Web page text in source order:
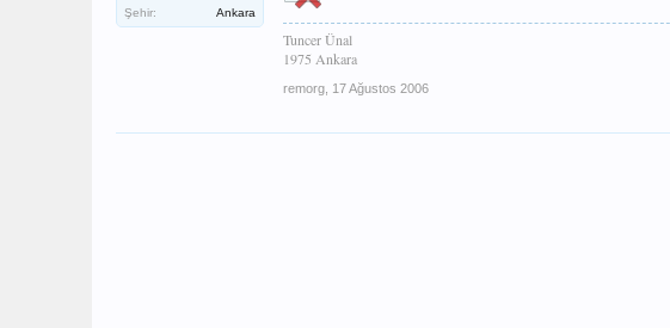
Şehir:
Ankara
Tuncer Ünal
1975 Ankara
remorg 17 Ağustos 2006